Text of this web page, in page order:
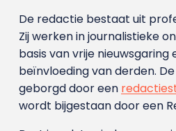
De redactie bestaat uit
Zij werken in journalistieke
basis van vrije nieuwsgaring
beïnvloeding van derden.
geborgd door een
wordt bijgestaan door een